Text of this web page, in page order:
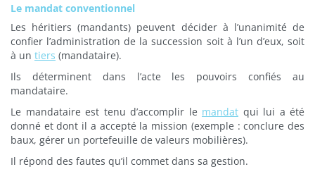
Le mandat conventionnel
Les héritiers (mandants) peuvent décider à l’unanimité de
confier l’administration de la succession soit à l’un d’eux, soit
à un tiers (mandataire).
Ils déterminent dans l’acte les pouvoirs confiés au
mandataire.
Le mandataire est tenu d’accomplir le mandat qui lui a été
donné et dont il a accepté la mission (exemple : conclure des
baux, gérer un portefeuille de valeurs mobilières).
Il répond des fautes qu’il commet dans sa gestion.